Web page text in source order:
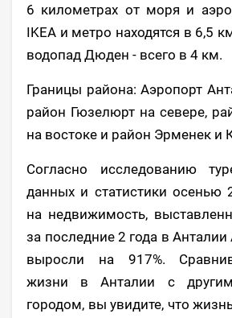
6 километрах от моря и
IKEA и метро находятся в 6,5
водопад Дюден - всего в 4 км.
Границы района: Аэропорт
район Гюзелюрт на севере,
на востоке и район Эрменек и
Согласно исследованию
данных и статистики осенью
на недвижимость,
за последние 2 года в
выросли на 917%.
жизни в Анталии с
городом, вы увидите, что